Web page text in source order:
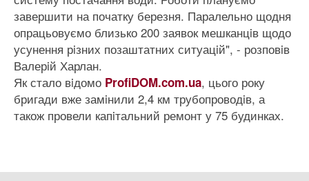
завершити на початку березня. Паралельно щодня
опрацьовуємо близько 200 заявок мешканцiв щодо
усунення рiзних позаштатних ситуацiй", - розповiв
Валерiй Харлан.
Як стало вiдомо ProfiDOM.com.ua, цього року
бригади вже замiнили 2,4 км трубопроводiв, а
також провели капiтальний ремонт у 75 будинках.